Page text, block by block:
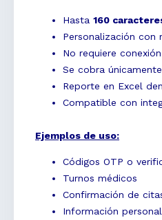
Hasta 160
Personalización con
No requiere
Se cobra
Reporte en Excel
Compatible con
Ejemplos de uso:
Códigos OTP o
Turnos médicos
Confirmación de
Información